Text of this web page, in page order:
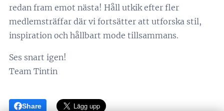
redan fram emot nästa! Håll utkik efter fler
medlemsträffar där vi fortsätter att utforska stil,
inspiration och hållbart mode tillsammans.
Ses snart igen!
Team Tintin 💛
Share